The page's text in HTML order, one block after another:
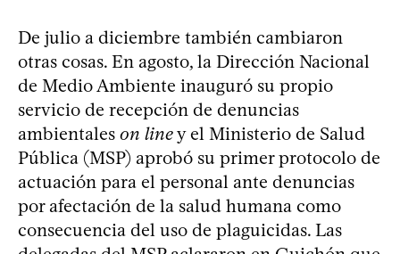
De julio a diciembre también cambiaron
otras cosas. En agosto, la Dirección Nacional
de Medio Ambiente inauguró su propio
servicio de recepción de denuncias
ambientales on liney el Ministerio de Salud
Pública (MSP) aprobó su primer protocolo de
actuación para el personal ante denuncias
por afectación de la salud humana como
consecuencia del uso de plaguicidas. Las